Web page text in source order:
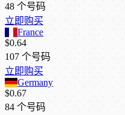
48 个号码
立即购买
France
$0.64
107 个号码
立即购买
Germany
$0.67
84 个号码